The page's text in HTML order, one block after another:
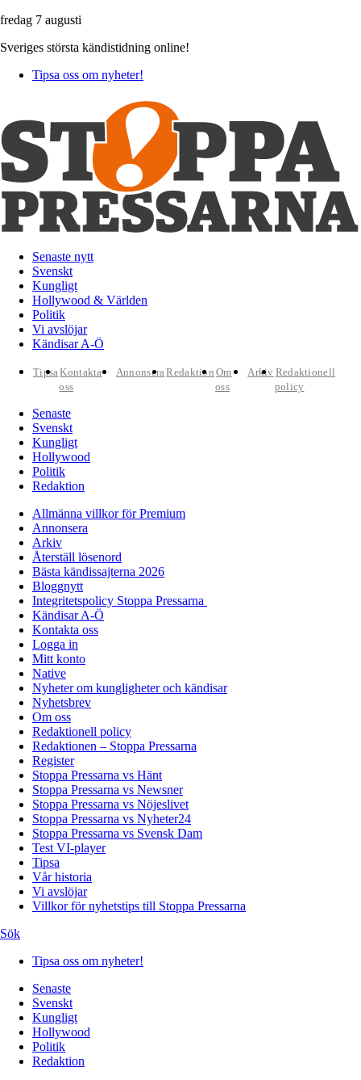
fredag 7 augusti
Sveriges största kändistidning online!
Tipsa oss om nyheter!
Senaste nytt
Svenskt
Kungligt
Hollywood & Världen
Politik
Vi avslöjar
Kändisar A-Ö
TipsaKontakta
oss
AnnonseraRedaktion Om
oss
Arkiv Redaktionell
policy
Senaste
Svenskt
Kungligt
Hollywood
Politik
Redaktion
Allmänna villkor för Premium
Annonsera
Arkiv
Återställ lösenord
Bästa kändissajterna 2026
Bloggnytt
Integritetspolicy Stoppa Pressarna
Kändisar A-Ö
Kontakta oss
Logga in
Mitt konto
Native
Nyheter om kungligheter och kändisar
Nyhetsbrev
Om oss
Redaktionell policy
Redaktionen – Stoppa Pressarna
Register
Stoppa Pressarna vs Hänt
Stoppa Pressarna vs Newsner
Stoppa Pressarna vs Nöjeslivet
Stoppa Pressarna vs Nyheter24
Stoppa Pressarna vs Svensk Dam
Test VI-player
Tipsa
Vår historia
Vi avslöjar
Villkor för nyhetstips till Stoppa Pressarna
Sök
Tipsa oss om nyheter!
Senaste
Svenskt
Kungligt
Hollywood
Politik
Redaktion